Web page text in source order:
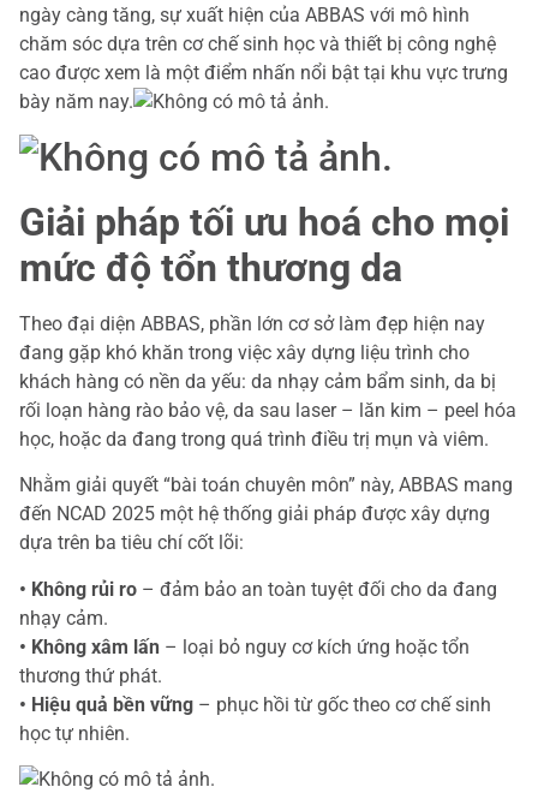
ngày càng tăng, sự xuất hiện của ABBAS với mô hình
chăm sóc dựa trên cơ chế sinh học và thiết bị công nghệ
cao được xem là một điểm nhấn nổi bật tại khu vực trưng
bày năm nay.
Giải pháp tối ưu hoá cho mọi
mức độ tổn thương da
Theo đại diện ABBAS, phần lớn cơ sở làm đẹp hiện nay
đang gặp khó khăn trong việc xây dựng liệu trình cho
khách hàng có nền da yếu: da nhạy cảm bẩm sinh, da bị
rối loạn hàng rào bảo vệ, da sau laser – lăn kim – peel hóa
học, hoặc da đang trong quá trình điều trị mụn và viêm.
Nhằm giải quyết “bài toán chuyên môn” này, ABBAS mang
đến NCAD 2025 một hệ thống giải pháp được xây dựng
dựa trên ba tiêu chí cốt lõi:
• Không rủi ro – đảm bảo an toàn tuyệt đối cho da đang
nhạy cảm.
• Không xâm lấn – loại bỏ nguy cơ kích ứng hoặc tổn
thương thứ phát.
• Hiệu quả bền vững – phục hồi từ gốc theo cơ chế sinh
học tự nhiên.